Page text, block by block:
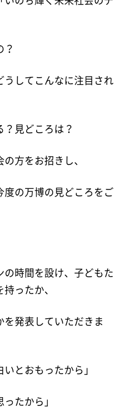
してこんなに注目され
見どころは？
方をお招きし、
度の万博の見どころをご
時間を設け、子どもた
ったか、
発表していただきま
とおもったから」
たから」